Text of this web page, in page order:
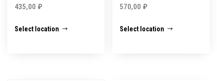
435,00 ₽
Select location
570,00₽
Select location